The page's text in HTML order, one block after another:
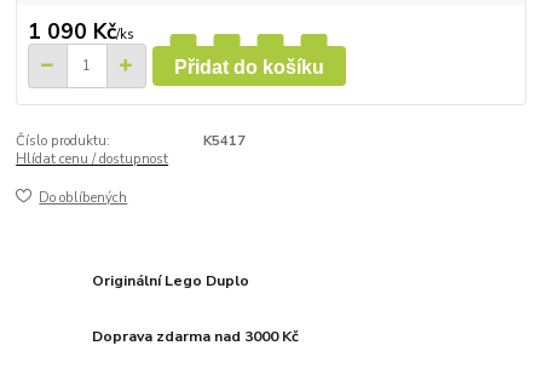
1 090 Kč/ks
Přidat do košíku
Číslo produktu:
K5417
Hlídat cenu / dostupnost
Do oblíbených
Originální Lego Duplo
Doprava zdarma nad 3000 Kč